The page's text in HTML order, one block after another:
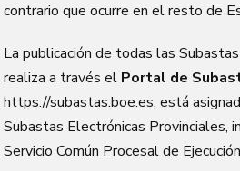
contrario que ocurre en el resto de
La publicación de todas las
realiza a través el Portal de
https://subastas.boe.es, está
Subastas Electrónicas Provinciales,
Servicio Común Procesal de